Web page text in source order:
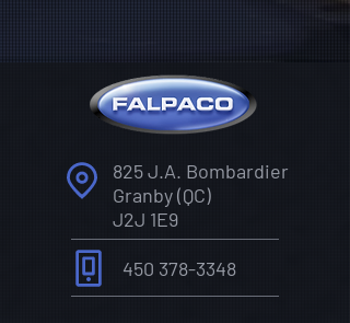
825 J.A. Bombardier
Granby (QC)
J2J 1E9
450 378-3348